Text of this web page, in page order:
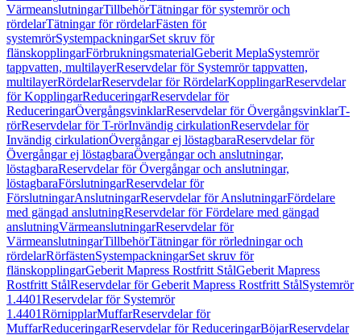
VärmeanslutningarTillbehörTätningar för systemrör och
rördelarTätningar för rördelarFästen för
systemrörSystempackningarSet skruv för
flänskopplingarFörbrukningsmaterialGeberit MeplaSystemrör
tappvatten, multilayerReservdelar för Systemrör tappvatten,
multilayerRördelarReservdelar för RördelarKopplingarReservdelar
för KopplingarReduceringarReservdelar för
ReduceringarÖvergångsvinklarReservdelar för ÖvergångsvinklarT-
rörReservdelar för T-rörInvändig cirkulationReservdelar för
Invändig cirkulationÖvergångar ej löstagbaraReservdelar för
Övergångar ej löstagbaraÖvergångar och anslutningar,
löstagbaraReservdelar för Övergångar och anslutningar,
löstagbaraFörslutningarReservdelar för
FörslutningarAnslutningarReservdelar för AnslutningarFördelare
med gängad anslutningReservdelar för Fördelare med gängad
anslutningVärmeanslutningarReservdelar för
VärmeanslutningarTillbehörTätningar för rörledningar och
rördelarRörfästenSystempackningarSet skruv för
flänskopplingarGeberit Mapress Rostfritt StålGeberit Mapress
Rostfritt StålReservdelar för Geberit Mapress Rostfritt StålSystemrör
1.4401Reservdelar för Systemrör
1.4401RörnipplarMuffarReservdelar för
MuffarReduceringarReservdelar för ReduceringarBöjarReservdelar